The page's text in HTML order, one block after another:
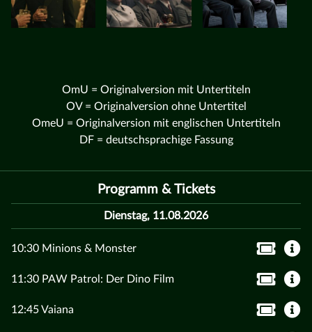
OmU = Originalversion mit Untertiteln
OV = Originalversion ohne Untertitel
OmeU = Originalversion mit englischen Untertiteln
DF = deutschsprachige Fassung
Programm & Tickets
Dienstag, 11.08.2026
10:30 Minions & Monster
11:30 PAW Patrol: Der Dino Film
12:45 Vaiana